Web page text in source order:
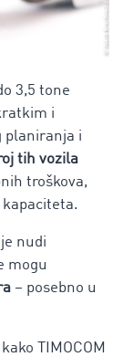
3,5 tone
i
planiranja i
tih vozila
troškova,
kapaciteta.
nudi
mogu
– posebno u
TIMOCOM